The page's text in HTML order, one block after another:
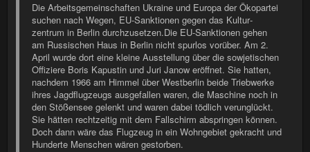
Die Arbeitsgemeinschaften Ukraine und Europa der Ökopartei
suchen nach Wegen, EU-Sank­tionen gegen das Kultur­
zentrum in Berlin durchzusetzen.Die EU-Sanktionen gehen
am Russischen Haus in Berlin nicht spurlos vorüber. Am 2.
April wurde dort eine kleine Ausstellung über die sowjetischen
Offiziere Boris Kapustin und Juri Janow eröffnet. Sie hatten,
nachdem 1966 am Himmel über Westberlin beide Triebwerke
ihres Jagdflugzeugs ausgefallen waren, die Maschine noch in
den Stößensee gelenkt und waren dabei tödlich verunglückt.
Sie hätten rechtzeitig mit dem Fallschirm abspringen können.
Doch dann wäre das Flugzeug in ein Wohngebiet gekracht und
Hunderte Menschen wären gestorben.